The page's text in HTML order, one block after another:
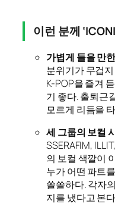
이런 분께
가볍게 들을 만
분위기가 무겁
K-POP을 즐겨
기 좋다. 출퇴근
모르게 리듬을
세 그룹의 보컬
SSERAFIM,
의 보컬 색깔이
누가 어떤 파트
쏠쏠하다. 각자
지를 냈다고 본